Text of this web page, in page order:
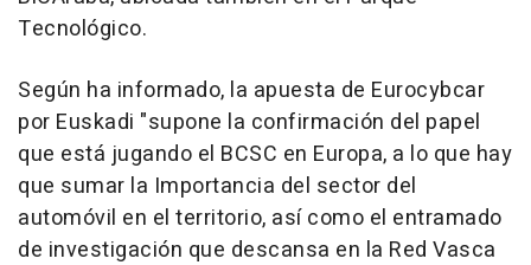
Tecnológico.
Según ha informado, la apuesta de Eurocybcar
por Euskadi "supone la confirmación del papel
que está jugando el BCSC en Europa, a lo que hay
que sumar la Importancia del sector del
automóvil en el territorio, así como el entramado
de investigación que descansa en la Red Vasca